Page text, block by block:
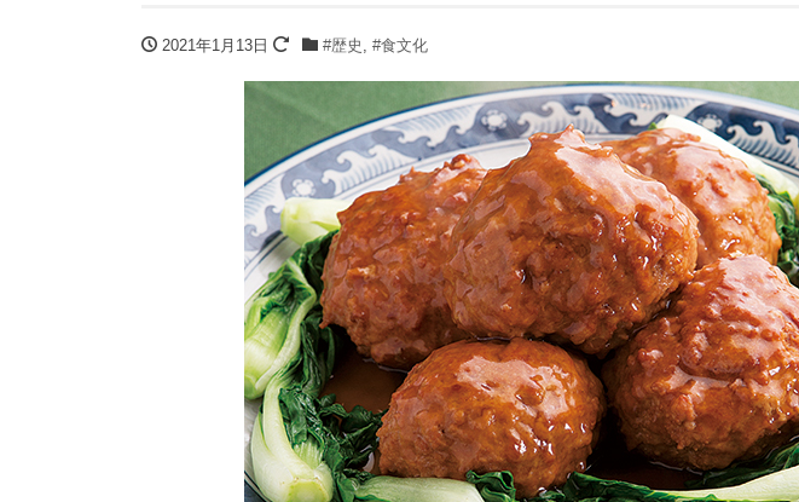
2021年1月13日 #歴史 , #食文化